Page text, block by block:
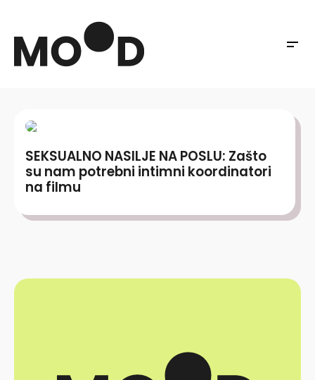
SEKSUALNO NASILJE NA POSLU: Zašto
su nam potrebni intimni koordinatori
na filmu